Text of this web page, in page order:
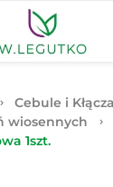
Cebule i Kłącza
wiosennych
1szt.